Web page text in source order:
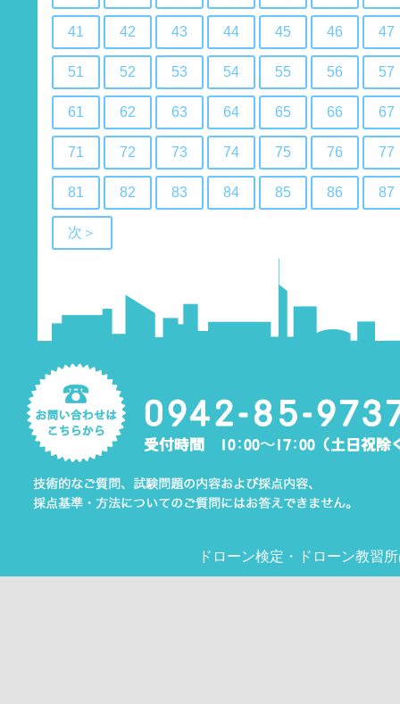
41 42 43 44 45 46 47
51 52 53 54 55 56 57
61 62 63 64 65 66 67
71 72 73 74 75 76 77
81 82 83 84 85 86 87
次＞
ドローン検定 ・ ドローン教習所